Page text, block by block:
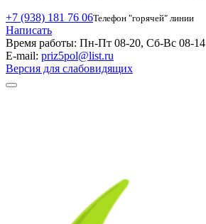
+7 (938) 181 76 06Телефон "горячей" линии
Написать
Время работы: Пн-Пт 08-20, Сб-Вс 08-14
E-mail: priz5pol@list.ru
Версия для слабовидящих